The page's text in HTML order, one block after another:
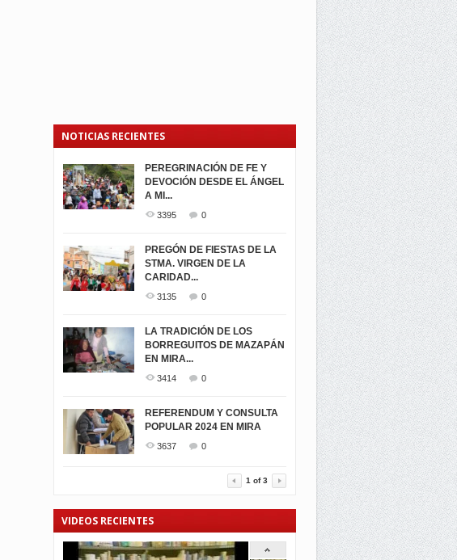
NOTICIAS RECIENTES
PEREGRINACIÓN DE FE Y
DEVOCIÓN DESDE EL ÁNGEL
A MI...
3395 0
PREGÓN DE FIESTAS DE LA
STMA. VIRGEN DE LA
CARIDAD...
3135 0
LA TRADICIÓN DE LOS
BORREGUITOS DE MAZAPÁN
EN MIRA...
3414 0
REFERENDUM Y CONSULTA
POPULAR 2024 EN MIRA
3637 0
1 of3
VIDEOS RECIENTES